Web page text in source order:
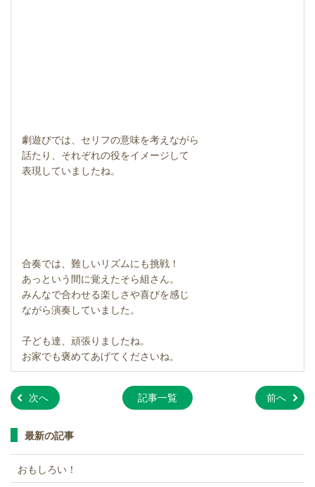
劇遊びでは、セリフの意味を考えながら
話たり、それぞれの役をイメージして
表現していましたね。
合奏では、難しいリズムにも挑戦！
あっという間に覚えたそら組さん。
みんなで合わせる楽しさや喜びを感じ
ながら演奏していました。
子ども達、頑張りましたね。
お家でも褒めてあげてくださいね。
記事一覧 前へ
»
次へ »
最新の記事
おもしろい！